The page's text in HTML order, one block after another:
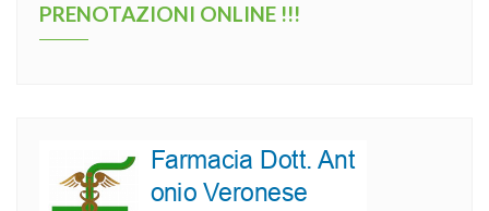
PRENOTAZIONI ONLINE !!!